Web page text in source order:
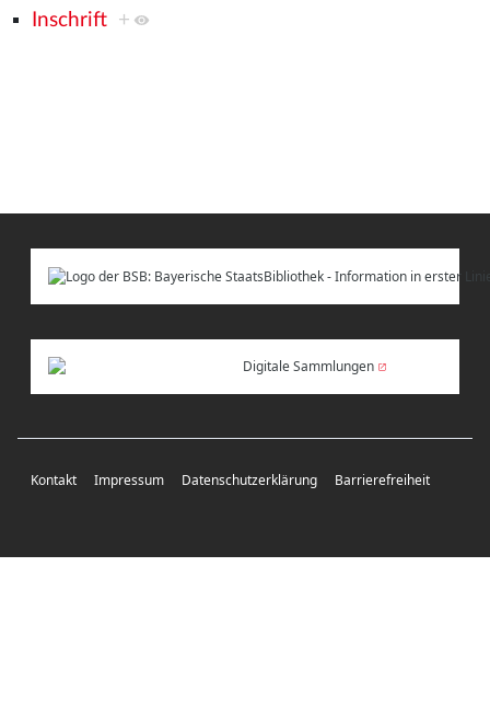
Inschrift +
Digitale Sammlungen
Kontakt Impressum Datenschutzerklärung Barrierefreiheit